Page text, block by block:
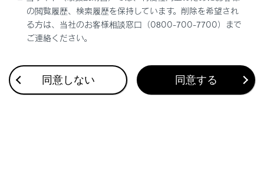
このページは役に立ちましたか？
はい いいえ
の閲覧履歴、検索履歴を保持しています。削除を希望され
る方は、当社のお客様相談窓口（0800-700-7700）まで
ご連絡ください。
同意しない 同意する